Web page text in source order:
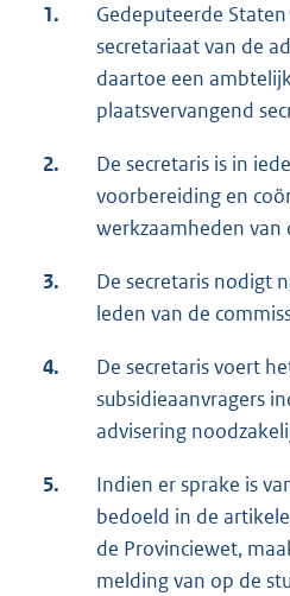
1.
Gedeputeerde
secretariaat van de
daartoe een
plaatsvervangend
2.
De secretaris is in
voorbereiding en
werkzaamheden van
3.
De secretaris nodigt
leden van de
4.
De secretaris voert
subsidieaanvragers
advisering
5.
Indien er sprake is
bedoeld in de
de Provinciewet,
melding van op de